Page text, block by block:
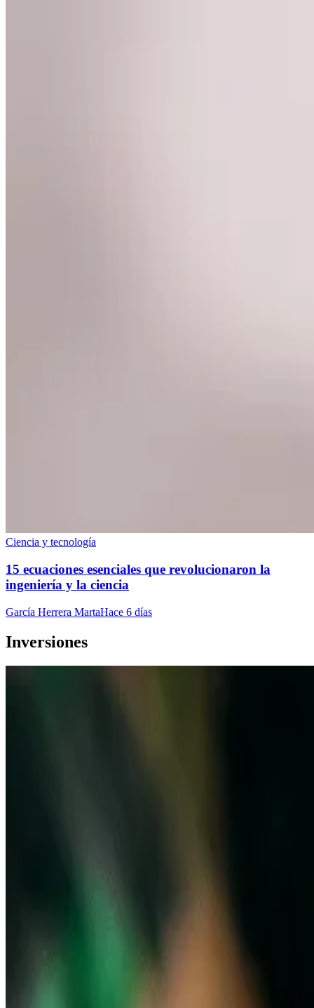
Ciencia y tecnología
15 ecuaciones esenciales que revolucionaron la
ingeniería y la ciencia
García Herrera MartaHace 6 días
Inversiones